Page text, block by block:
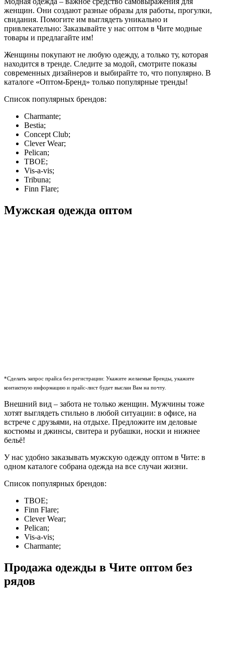
женщин. Они создают разные образы для работы, прогулки,
свидания. Помогите им выглядеть уникально и
привлекательно: Заказывайте у нас оптом в Чите модные
товары и предлагайте им!
Женщины покупают не любую одежду, а только ту, которая
находится в тренде. Следите за модой, смотрите показы
современных дизайнеров и выбирайте то, что популярно. В
каталоге «Оптом-Бренд» только популярные тренды!
Список популярных брендов:
Charmante;
Bestia;
Concept Club;
Clever Wear;
Pelican;
ТВОЕ;
Vis-a-vis;
Tribuna;
Finn Flare;
Мужская одежда оптом
*Сделать запрос прайса без регистрации: Укажите желаемые Бренды, укажите
контактную информацию и прайс-лист будет выслан Вам на почту.
Внешний вид – забота не только женщин. Мужчины тоже
хотят выглядеть стильно в любой ситуации: в офисе, на
встрече с друзьями, на отдыхе. Предложите им деловые
костюмы и джинсы, свитера и рубашки, носки и нижнее
бельё!
У нас удобно заказывать мужскую одежду оптом в Чите: в
одном каталоге собрана одежда на все случаи жизни.
Список популярных брендов:
ТВОЕ;
Finn Flare;
Clever Wear;
Pelican;
Vis-a-vis;
Charmante;
Продажа одежды в Чите оптом без
рядов